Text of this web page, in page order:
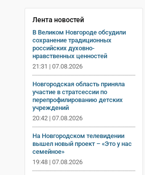
Лента новостей
В Великом Новгороде обсудили
сохранение традиционных
российских духовно-
нравственных ценностей
21:31 | 07.08.2026
Новгородская область приняла
участие в стратсессии по
перепрофилированию детских
учреждений
20:42 | 07.08.2026
На Новгородском телевидении
вышел новый проект – «Это у нас
семейное»
19:48 | 07.08.2026